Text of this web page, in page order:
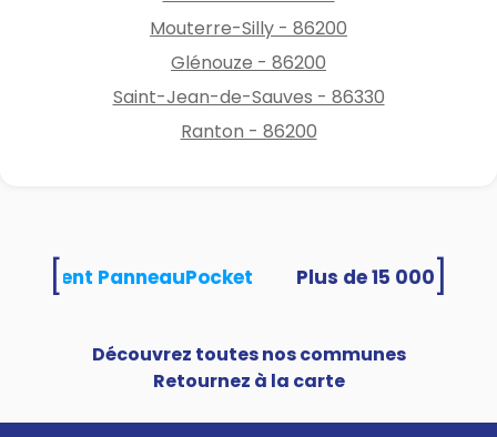
Mouterre-Silly - 86200
Glénouze - 86200
Saint-Jean-de-Sauves - 86330
Ranton - 86200
PanneauPocket
Découvrez toutes nos communes
Retournez à la carte